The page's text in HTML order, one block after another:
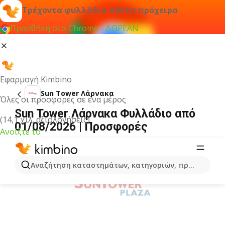
Τρέχοντα φυλλάδια πάντα πρόχειρα
Προσθήκη στο Chrome - ΔΩΡΕΑΝ
Εφαρμογή Kimbino
Όλες οι προσφορές σε ένα μέρος
(14,1 χιλ. αξιολογήσεις)
Ανοίξτε το
Αναζήτηση καταστημάτων, κατηγοριών, προϊόντων...
Sun Tower Λάρνακα
Sun Tower Λάρνακα Φυλλάδιο από
01/08/2026 | Προσφορές